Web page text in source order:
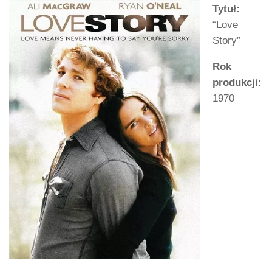
Tytuł:
“Love
Story”
Rok
produkcji:
1970